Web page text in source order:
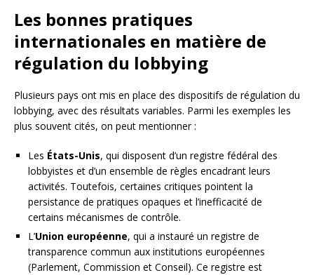
Les bonnes pratiques
internationales en matière de
régulation du lobbying
Plusieurs pays ont mis en place des dispositifs de régulation du
lobbying, avec des résultats variables. Parmi les exemples les
plus souvent cités, on peut mentionner :
Les États-Unis, qui disposent d’un registre fédéral des
lobbyistes et d’un ensemble de règles encadrant leurs
activités. Toutefois, certaines critiques pointent la
persistance de pratiques opaques et l’inefficacité de
certains mécanismes de contrôle.
L’Union européenne, qui a instauré un registre de
transparence commun aux institutions européennes
(Parlement, Commission et Conseil). Ce registre est